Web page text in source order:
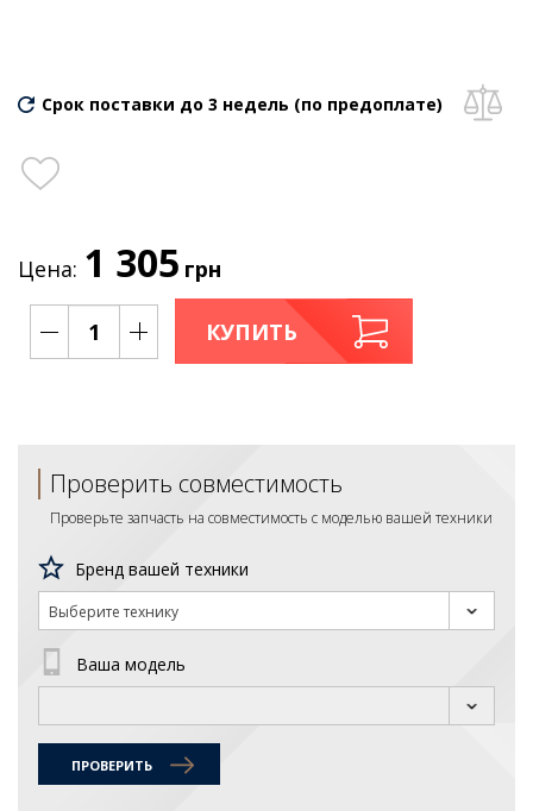
Срок поставки до 3 недель (по предоплате)
Цена: 1 305 грн
КУПИТЬ
Проверить совместимость
Проверьте запчасть на совместимость с моделью вашей техники
Бренд вашей техники
Выберите технику
Ваша модель
ПРОВЕРИТЬ